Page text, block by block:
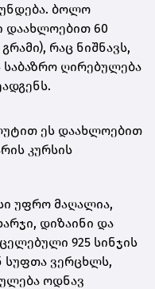
ბოლო
დაახლოებით 60
, რაც ნიშნავს,
ღირებულება
.
ეს დაახლოებით
კურსის
უფრო მაღალია,
დიზაინი და
925 სინჯის
სუფთა ვერცხლს,
ოდნავ